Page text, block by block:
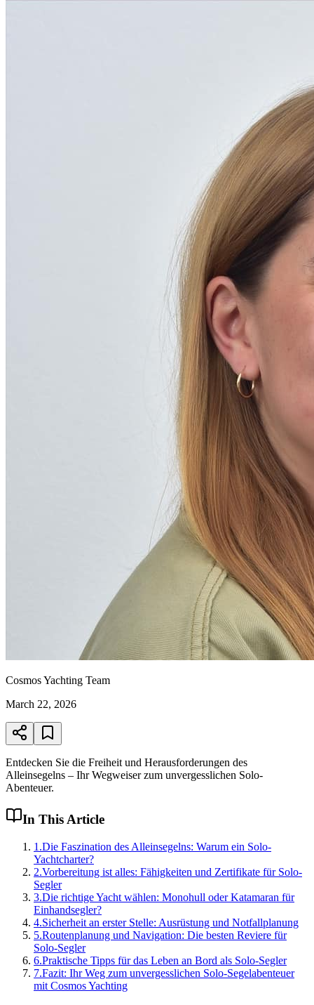
Cosmos Yachting Team
March 22, 2026
Entdecken Sie die Freiheit und Herausforderungen des
Alleinsegelns – Ihr Wegweiser zum unvergesslichen Solo-
Abenteuer.
In This Article
1 .Die Faszination des Alleinsegelns: Warum ein Solo-
Yachtcharter?
2.Vorbereitung ist alles: Fähigkeiten und Zertifikate für Solo-
Segler
3.Die richtige Yacht wählen: Monohull oder Katamaran für
Einhandsegler?
4.Sicherheit an erster Stelle: Ausrüstung und Notfallplanung
5.Routenplanung und Navigation: Die besten Reviere für
Solo-Segler
6.Praktische Tipps für das Leben an Bord als Solo-Segler
7.Fazit: Ihr Weg zum unvergesslichen Solo-Segelabenteuer
mit Cosmos Yachting